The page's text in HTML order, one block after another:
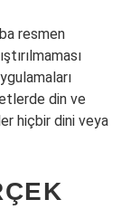
resmen
din ve
hiçbir dini veya